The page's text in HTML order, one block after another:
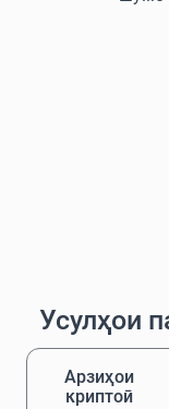
Усулҳои
Арзиҳои
криптоӣ